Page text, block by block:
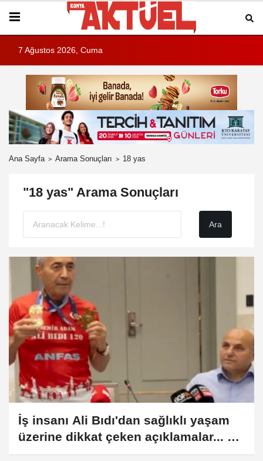
7 Ağustos 2026, Cuma
Ana Sayfa Arama Sonuçları 18 yas
"18 yas" Arama Sonuçları
İş insanı Ali Bıdı'dan sağlıklı yaşam
üzerine dikkat çeken açıklamalar... 77
yaşında gençlik mucizesi